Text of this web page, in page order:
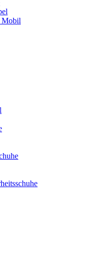
Mobil